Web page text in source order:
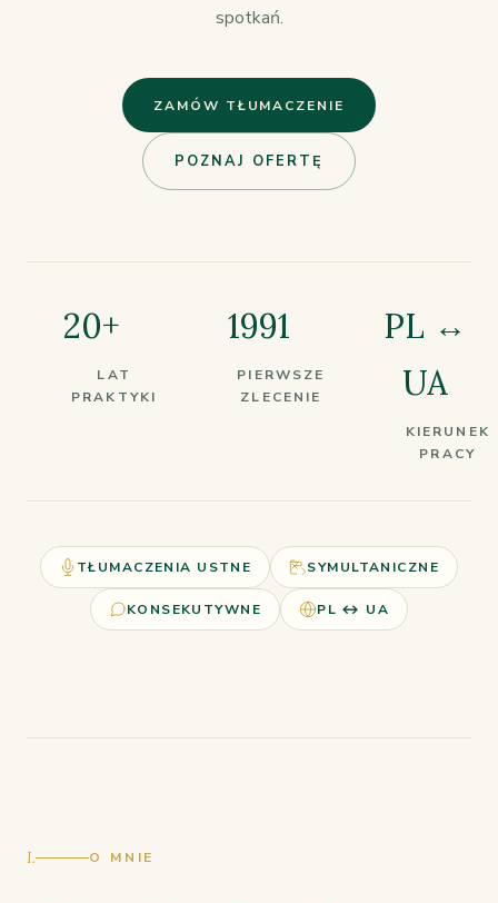
spotkań.
ZAMÓW TŁUMACZENIE
POZNAJ OFERTĘ
20+
LAT
PRAKTYKI
1991
PIERWSZE
ZLECENIE
PL ↔
UA
KIERUNEK
PRACY
TŁUMACZENIA USTNE SYMULTANICZNE
KONSEKUTYWNE PL ↔ UA
I. O MNIE